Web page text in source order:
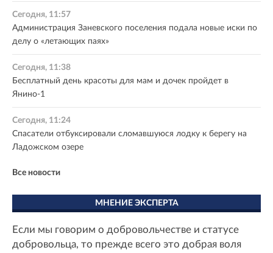
Сегодня, 11:57
Администрация Заневского поселения подала новые иски по
делу о «летающих паях»
Сегодня, 11:38
Бесплатный день красоты для мам и дочек пройдет в
Янино-1
Сегодня, 11:24
Спасатели отбуксировали сломавшуюся лодку к берегу на
Ладожском озере
Все новости
МНЕНИЕ ЭКСПЕРТА
Если мы говорим о добровольчестве и статусе
добровольца, то прежде всего это добрая воля